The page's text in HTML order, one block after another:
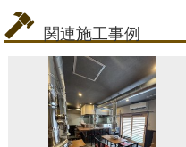
関連施工事例